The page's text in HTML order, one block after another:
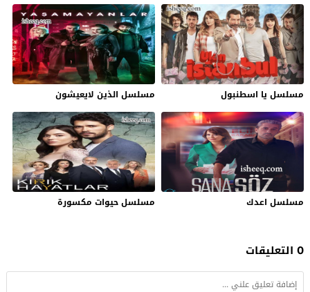
مسلسل يا اسطنبول مسلسل الذين لايعيشون
مسلسل اعدك مسلسل حيوات مكسورة
0 التعليقات